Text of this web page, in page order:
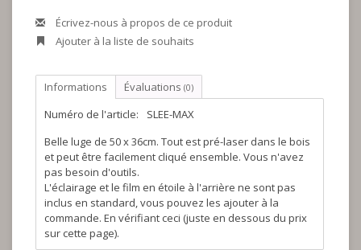
Écrivez-nous à propos de ce produit
Ajouter à la liste de souhaits
Informations Évaluations (0)
Numéro de l'article:
SLEE-MAX
Belle luge de 50 x 36cm. Tout est pré-laser dans le bois
et peut être facilement cliqué ensemble. Vous n'avez
pas besoin d'outils.
L'éclairage et le film en étoile à l'arrière ne sont pas
inclus en standard, vous pouvez les ajouter à la
commande. En vérifiant ceci (juste en dessous du prix
sur cette page).